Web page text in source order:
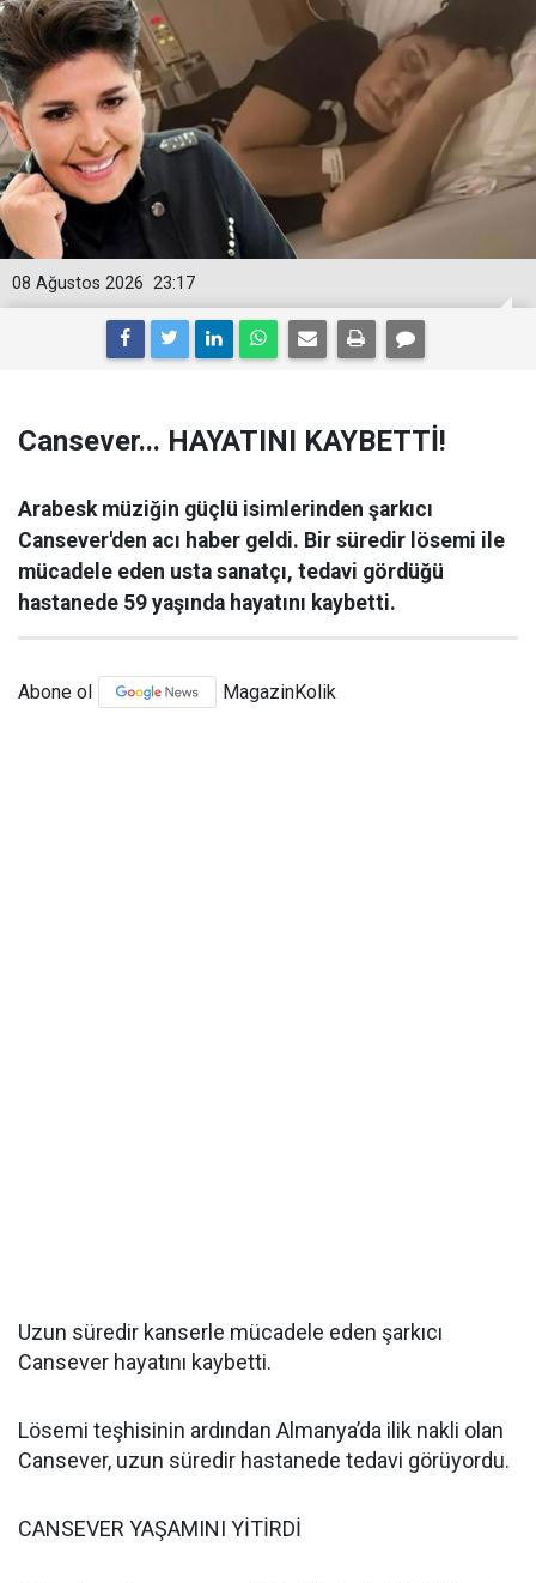
23:17
08 Ağustos 2026
Cansever... HAYATINI KAYBETTİ!
Arabesk müziğin güçlü isimlerinden şarkıcı
Cansever'den acı haber geldi. Bir süredir lösemi ile
mücadele eden usta sanatçı, tedavi gördüğü
hastanede 59 yaşında hayatını kaybetti.
Abone ol MagazinKolik
Uzun süredir kanserle mücadele eden şarkıcı
Cansever hayatını kaybetti.
Lösemi teşhisinin ardından Almanya’da ilik nakli olan
Cansever, uzun süredir hastanede tedavi görüyordu.
CANSEVER YAŞAMINI YİTİRDİ